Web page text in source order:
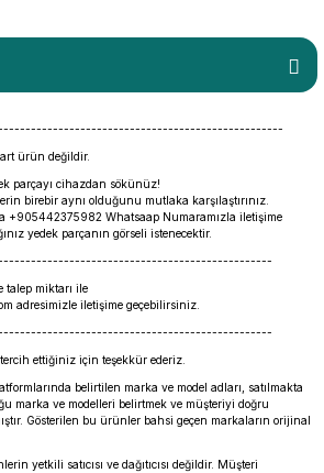
ürün değildir.
parçayı cihazdan sökünüz!
birebir aynı olduğunu mutlaka karşılaştırınız.
+905442375982 Whatsaap Numaramızla iletişime
yedek parçanın görseli istenecektir.
talep miktarı ile
adresimizle iletişime geçebilirsiniz.
ettiğiniz için teşekkür ederiz.
belirtilen marka ve model adları, satılmakta
marka ve modelleri belirtmek ve müşteriyi doğru
Gösterilen bu ürünler bahsi geçen markaların orijinal
yetkili satıcısı ve dağıtıcısı değildir. Müşteri